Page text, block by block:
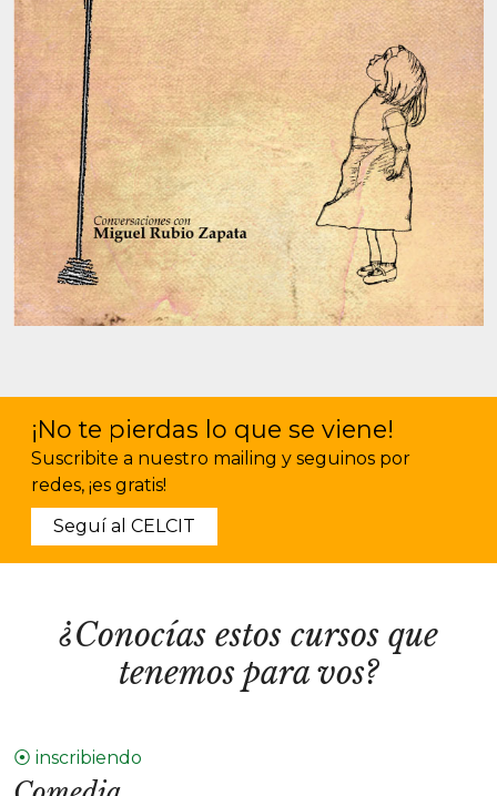
¡No te pierdas lo que se viene!
Suscribite a nuestro mailing y seguinos por
redes, ¡es gratis!
Seguí al CELCIT
¿Conocías estos cursos que
tenemos para vos?
⦿ inscribiendo